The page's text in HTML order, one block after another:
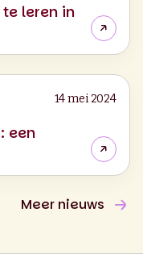
leren in
14 mei 2024
een
Meer nieuws